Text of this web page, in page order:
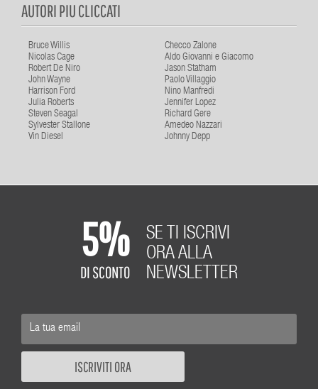
AUTORI PIU CLICCATI
Bruce Willis
Checco Zalone
Nicolas Cage
Aldo Giovanni e Giacomo
Robert De Niro
Jason Statham
John Wayne
Paolo Villaggio
Harrison Ford
Nino Manfredi
Julia Roberts
Jennifer Lopez
Steven Seagal
Richard Gere
Sylvester Stallone
Amedeo Nazzari
Vin Diesel
Johnny Depp
5%
DI SCONTO
SE TI ISCRIVI
ORA ALLA
NEWSLETTER
ISCRIVITI ORA